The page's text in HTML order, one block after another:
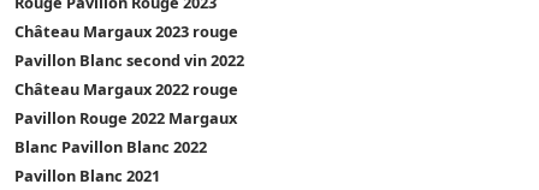
Château Margaux 2023 rouge
Pavillon Blanc second vin 2022
Château Margaux 2022 rouge
Pavillon Rouge 2022 Margaux
Blanc Pavillon Blanc 2022
Pavillon Blanc 2021